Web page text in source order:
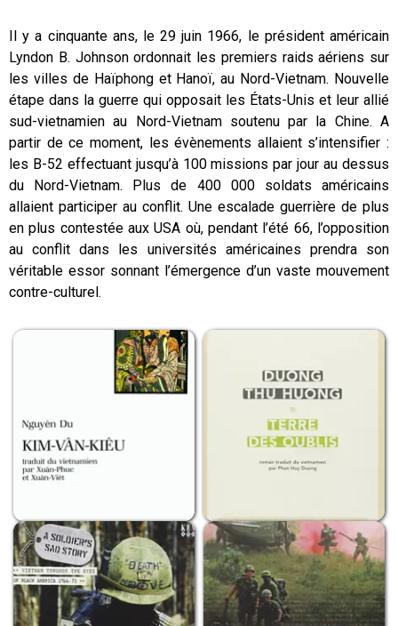
Il y a cinquante ans, le 29 juin 1966, le président américain
Lyndon B. Johnson ordonnait les premiers raids aériens sur
les villes de Haïphong et Hanoï, au Nord-Vietnam. Nouvelle
étape dans la guerre qui opposait les États-Unis et leur allié
sud-vietnamien au Nord-Vietnam soutenu par la Chine. A
partir de ce moment, les évènements allaient s’intensifier :
les B-52 effectuant jusqu’à 100 missions par jour au dessus
du Nord-Vietnam. Plus de 400 000 soldats américains
allaient participer au conflit. Une escalade guerrière de plus
en plus contestée aux USA où, pendant l’été 66, l’opposition
au conflit dans les universités américaines prendra son
véritable essor sonnant l’émergence d’un vaste mouvement
contre-culturel.